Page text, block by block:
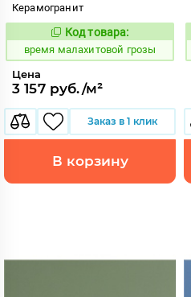
Керамогранит
225269
Код товара:
время малахитовой грозы
Цена
3 157 руб./м²
Заказ в 1 клик
В корзину